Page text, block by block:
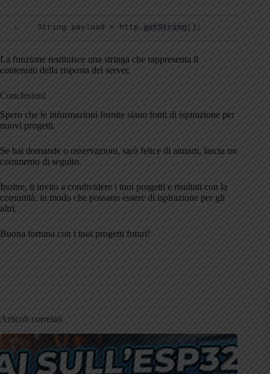
String payload = http. getString () ;
La funzione restituisce una stringa che rappresenta il
contenuto della risposta del server.
Conclusioni
Spero che le informazioni fornite siano fonti di ispirazione per
nuovi progetti.
Se hai domande o osservazioni, sarò felice di aiutarti, lascia un
commento di seguito.
Inoltre, ti invito a condividere i tuoi progetti e risultati con la
comunità, in modo che possano essere di ispirazione per gli
altri.
Buona fortuna con i tuoi progetti futuri!
Articoli correlati